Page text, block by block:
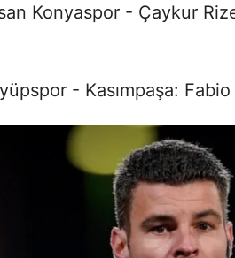
Konyaspor - Çaykur
- Kasımpaşa: